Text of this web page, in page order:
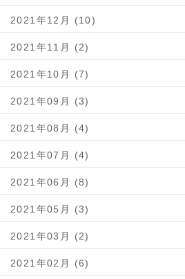
2021年12月 (10)
2021年11月 (2)
2021年10月 (7)
2021年09月 (3)
2021年08月 (4)
2021年07月 (4)
2021年06月 (8)
2021年05月 (3)
2021年03月 (2)
2021年02月 (6)